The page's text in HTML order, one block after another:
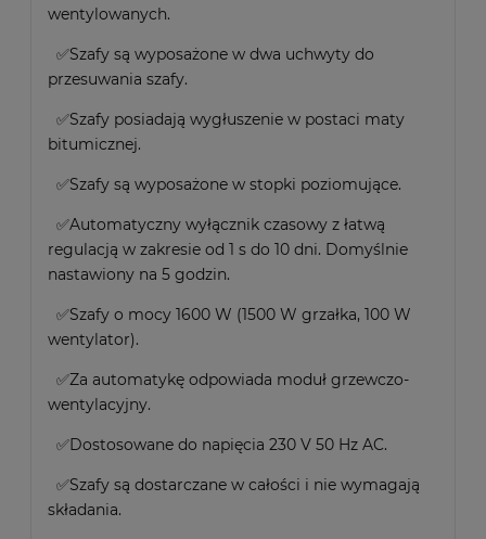
wentylowanych.
✅Szafy są wyposażone w dwa uchwyty do
przesuwania szafy.
✅Szafy posiadają wygłuszenie w postaci maty
bitumicznej.
✅Szafy są wyposażone w stopki poziomujące.
✅Automatyczny wyłącznik czasowy z łatwą
regulacją w zakresie od 1 s do 10 dni. Domyślnie
nastawiony na 5 godzin.
✅Szafy o mocy 1600 W (1500 W grzałka, 100 W
wentylator).
✅Za automatykę odpowiada moduł grzewczo-
wentylacyjny.
✅Dostosowane do napięcia 230 V 50 Hz AC.
✅Szafy są dostarczane w całości i nie wymagają
składania.